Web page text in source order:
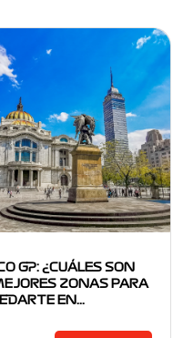
GP: ¿CUÁLES SON
ZONAS PARA
EN…